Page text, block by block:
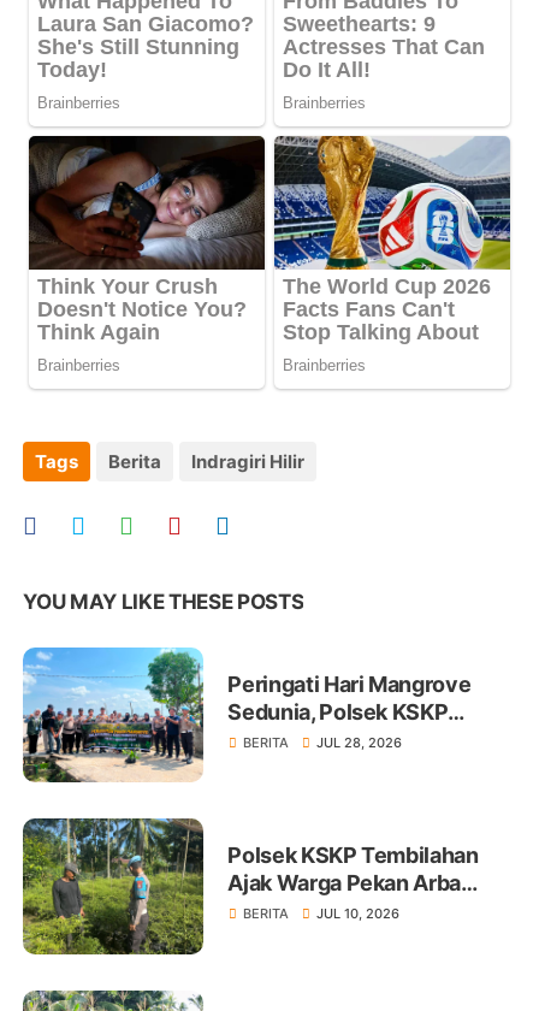
Tags Berita Indragiri Hilir
YOU MAY LIKE THESE POSTS
Peringati Hari Mangrove
Sedunia, Polsek KSKP
Tembilahan Tanam 100 Bibit
BERITA JUL 28, 2026
Polsek KSKP Tembilahan
Ajak Warga Pekan Arba
Tanam Cabai Dukung
BERITA JUL 10, 2026